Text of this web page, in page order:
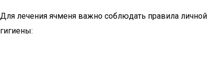
Для лечения ячменя важно соблюдать правила личной
гигиены: